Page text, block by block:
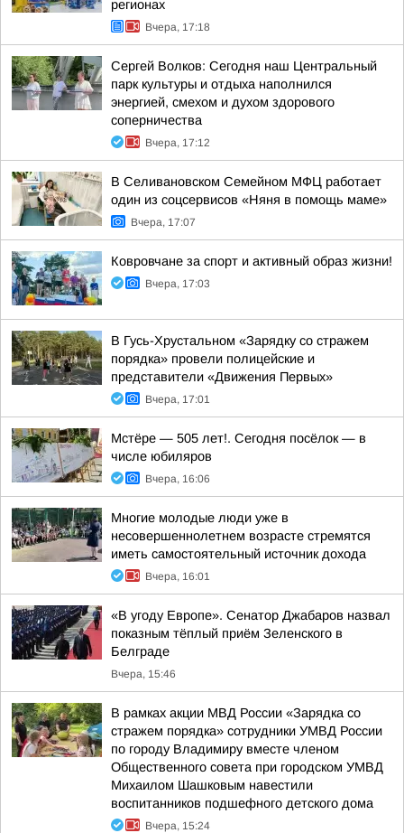
регионах
Вчера, 17:18
Сергей Волков: Сегодня наш Центральный
парк культуры и отдыха наполнился
энергией, смехом и духом здорового
соперничества
Вчера, 17:12
В Селивановском Семейном МФЦ работает
один из соцсервисов «Няня в помощь маме»
Вчера, 17:07
Ковровчане за спорт и активный образ жизни!
Вчера, 17:03
В Гусь-Хрустальном «Зарядку со стражем
порядка» провели полицейские и
представители «Движения Первых»
Вчера, 17:01
Мстёре — 505 лет!. Сегодня посёлок — в
числе юбиляров
Вчера, 16:06
Многие молодые люди уже в
несовершеннолетнем возрасте стремятся
иметь самостоятельный источник дохода
Вчера, 16:01
«В угоду Европе». Сенатор Джабаров назвал
показным тёплый приём Зеленского в
Белграде
Вчера, 15:46
В рамках акции МВД России «Зарядка со
стражем порядка» сотрудники УМВД России
по городу Владимиру вместе членом
Общественного совета при городском УМВД
Михаилом Шашковым навестили
воспитанников подшефного детского дома
Вчера, 15:24